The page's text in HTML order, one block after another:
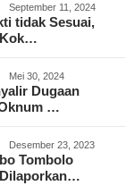
September 11, 2024
tidak Sesuai,
Kok…
Mei 30, 2024
Dugaan
…
Desember 23, 2023
Tombolo